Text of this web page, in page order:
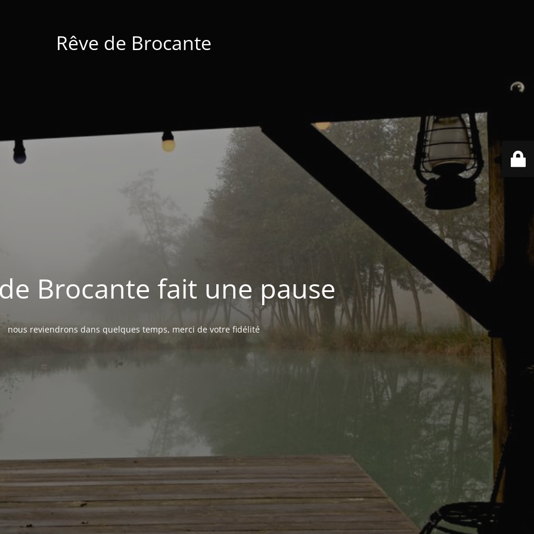
Rêve de Brocante
Brocante fait une pause
nous reviendrons dans quelques temps, merci de votre fidélité